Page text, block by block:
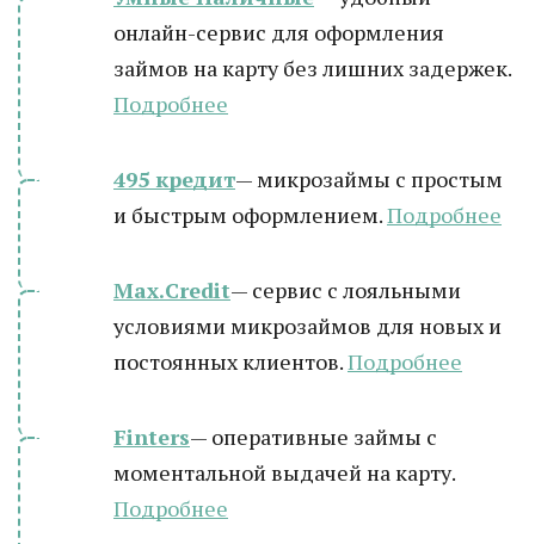
онлайн-сервис для оформления
займов на карту без лишних задержек.
Подробнее
495 кредит— микрозаймы с простым
и быстрым оформлением.Подробнее
Max.Credit— сервис с лояльными
условиями микрозаймов для новых и
постоянных клиентов.Подробнее
Finters— оперативные займы с
моментальной выдачей на карту.
Подробнее